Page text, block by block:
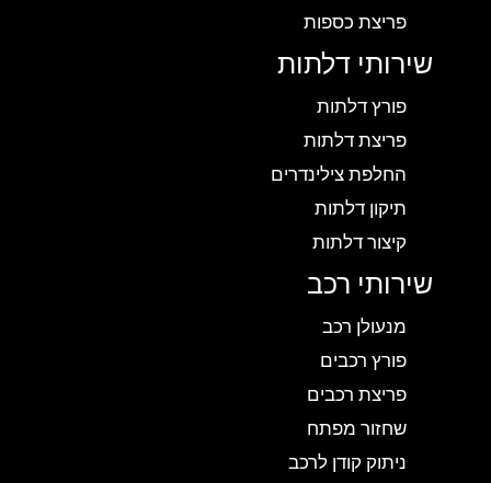
פריצת כספות
שירותי דלתות
פורץ דלתות
פריצת דלתות
החלפת צילינדרים
תיקון דלתות
קיצור דלתות
שירותי רכב
מנעולן רכב
פורץ רכבים
פריצת רכבים
שחזור מפתח
ניתוק קודן לרכב